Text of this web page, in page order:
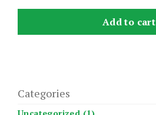
Add to cart
Categories
Uncategorized (1)